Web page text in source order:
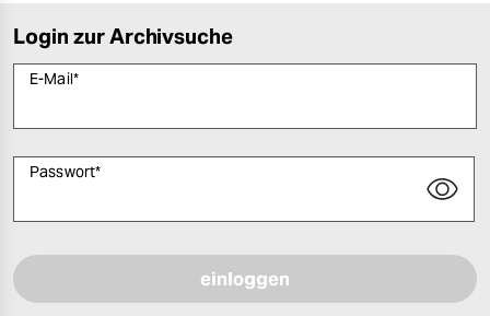
Login zur Archivsuche
E-Mail*
Passwort*